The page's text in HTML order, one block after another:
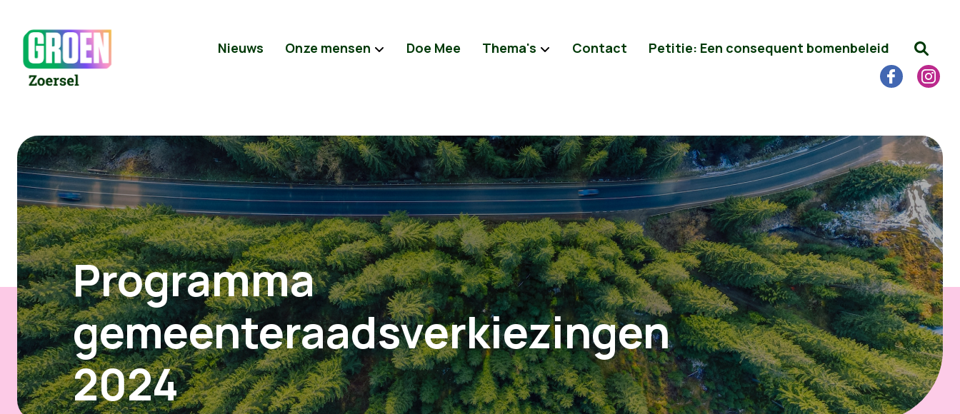
Nieuws Onze mensen Doe Mee Thema's Contact Petitie: Een consequent bomenbeleid
Programma
gemeenteraadsverkiezingen
2024